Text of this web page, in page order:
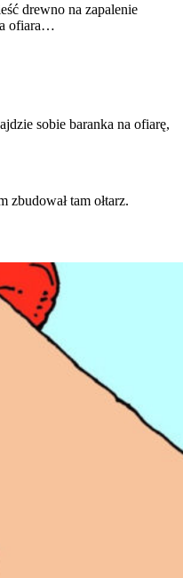
drewno na zapalenie
ofiara…
sobie baranka na ofiarę,
tam ołtarz.